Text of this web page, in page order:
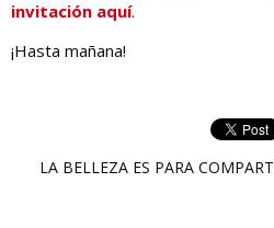
invitación aquí.
¡Hasta mañana!
LA BELLEZA ES PARA